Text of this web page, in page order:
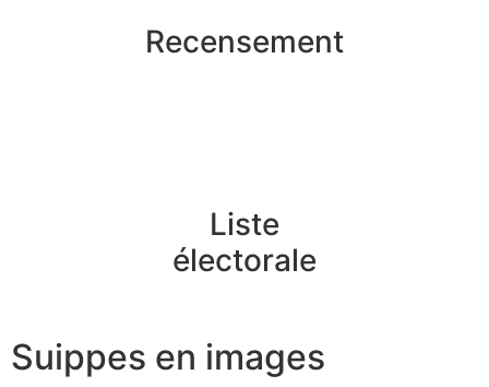
Recensement
Liste
électorale
Suippes en images